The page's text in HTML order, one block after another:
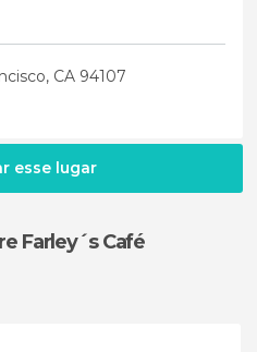
CA 94107
esse lugar
Farley´s Café